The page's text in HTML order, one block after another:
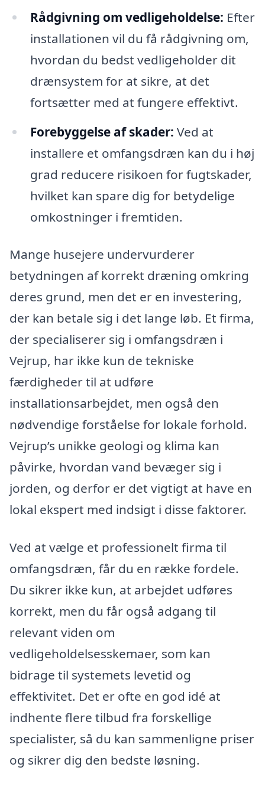
Rådgivning om vedligeholdelse: Efter
installationen vil du få rådgivning om,
hvordan du bedst vedligeholder dit
drænsystem for at sikre, at det
fortsætter med at fungere effektivt.
Forebyggelse af skader: Ved at
installere et omfangsdræn kan du i høj
grad reducere risikoen for fugtskader,
hvilket kan spare dig for betydelige
omkostninger i fremtiden.
Mange husejere undervurderer
betydningen af korrekt dræning omkring
deres grund, men det er en investering,
der kan betale sig i det lange løb. Et firma,
der specialiserer sig i omfangsdræn i
Vejrup, har ikke kun de tekniske
færdigheder til at udføre
installationsarbejdet, men også den
nødvendige forståelse for lokale forhold.
Vejrup’s unikke geologi og klima kan
påvirke, hvordan vand bevæger sig i
jorden, og derfor er det vigtigt at have en
lokal ekspert med indsigt i disse faktorer.
Ved at vælge et professionelt firma til
omfangsdræn, får du en række fordele.
Du sikrer ikke kun, at arbejdet udføres
korrekt, men du får også adgang til
relevant viden om
vedligeholdelsesskemaer, som kan
bidrage til systemets levetid og
effektivitet. Det er ofte en god idé at
indhente flere tilbud fra forskellige
specialister, så du kan sammenligne priser
og sikrer dig den bedste løsning.